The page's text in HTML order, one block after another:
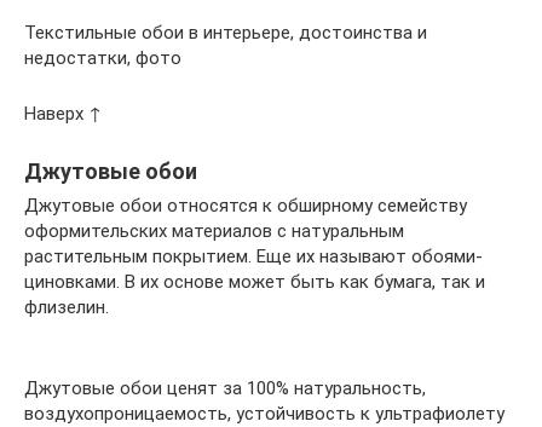
Текстильные обои в интерьере, достоинства и
недостатки, фото
Наверх ↑
Джутовые обои
Джутовые обои относятся к обширному семейству
оформительских материалов с натуральным
растительным покрытием. Еще их называют обоями-
циновками. В их основе может быть как бумага, так и
флизелин.
Джутовые обои ценят за 100% натуральность,
воздухопроницаемость, устойчивость к ультрафиолету